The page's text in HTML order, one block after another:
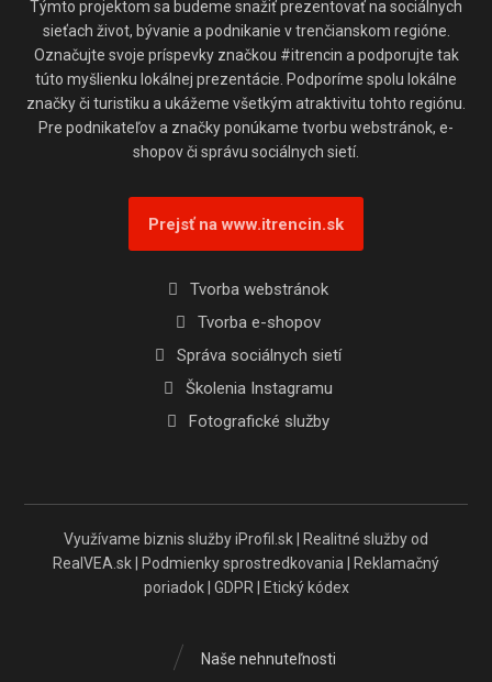
Týmto projektom sa budeme snažiť prezentovať na sociálnych
sieťach život, bývanie a podnikanie v trenčianskom regióne.
Označujte svoje príspevky značkou #itrencin a podporujte tak
túto myšlienku lokálnej prezentácie. Podporíme spolu lokálne
značky či turistiku a ukážeme všetkým atraktivitu tohto regiónu.
Pre podnikateľov a značky ponúkame tvorbu webstránok, e-
shopov či správu sociálnych sietí.
Prejsť na www.itrencin.sk
Tvorba webstránok
Tvorba e-shopov
Správa sociálnych sietí
Školenia Instagramu
Fotografické služby
Využívame biznis službyiProfil.sk | Realitné služby od
RealVEA.sk
Podmienky sprostredkovania
Reklamačný
poriadok| GDPR| Etický kódex
Naše nehnuteľnosti